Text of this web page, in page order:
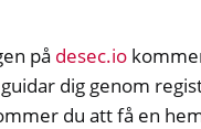
på desec.io
dig genom
du att få en